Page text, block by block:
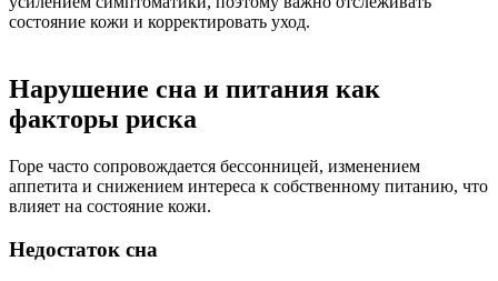
состояние кожи и корректировать уход.
Нарушение сна и питания как
факторы риска
Горе часто сопровождается бессонницей, изменением
аппетита и снижением интереса к собственному питанию, что
влияет на состояние кожи.
Недостаток сна